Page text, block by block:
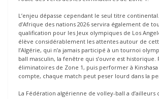
L’enjeu dépasse cependant le seul titre
d’Afrique des nations 2026 servira également de
qualification pour les Jeux olympiques de Los
élève considérablement les attentes autour de
l’Algérie, qui n’a jamais participé à un tournoi
ball masculin, la fenêtre qui s’ouvre est historique.
éliminatoires de Zone 1, puis performer à
compte, chaque match peut peser lourd dans la
La Fédération algérienne de volley-ball a d’ailleurs